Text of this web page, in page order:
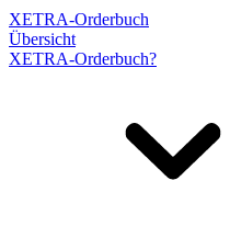
XETRA-Orderbuch
Übersicht
XETRA-Orderbuch?